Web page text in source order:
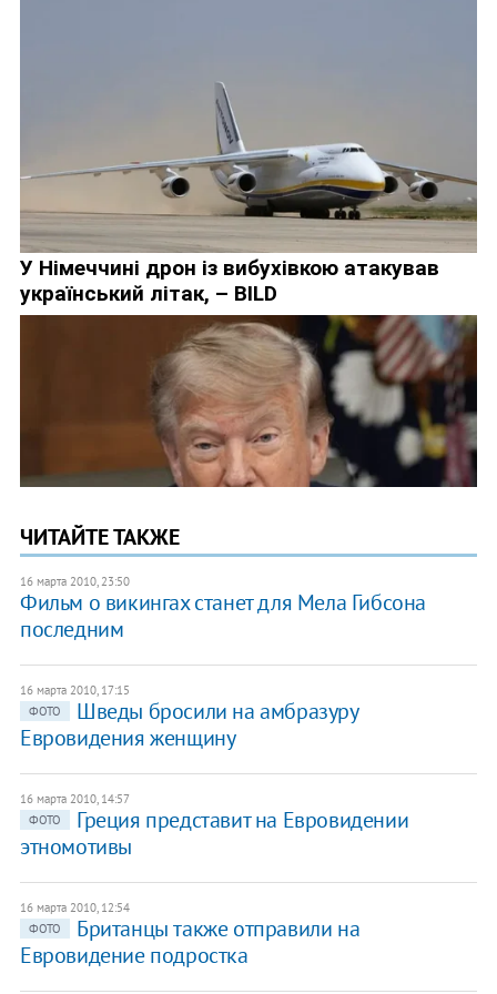
ЧИТАЙТЕ ТАКЖЕ
16 марта 2010, 23:50
Фильм о викингах станет для Мела Гибсона
последним
16 марта 2010, 17:15
ФОТО
Шведы бросили на амбразуру
Евровидения женщину
16 марта 2010, 14:57
ФОТО
Греция представит на Евровидении
этномотивы
16 марта 2010, 12:54
ФОТО
Британцы также отправили на
Евровидение подростка